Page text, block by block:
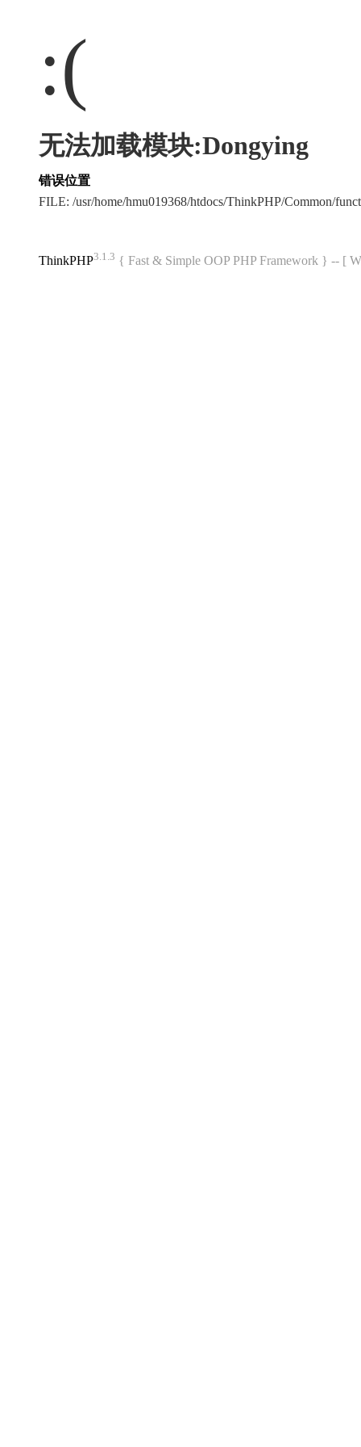
:(
无法加载模块:Dongying
错误位置
FILE: /usr/home/hmu019368/htdocs/ThinkPHP/Common/
ThinkPHP3.1.3 { Fast & Simple OOP PHP Framework } -- [